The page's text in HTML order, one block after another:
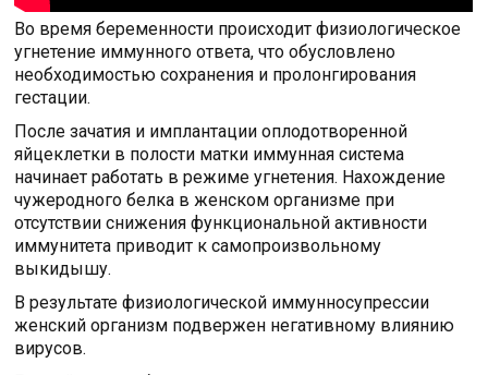
Во время беременности происходит физиологическое
угнетение иммунного ответа, что обусловлено
необходимостью сохранения и пролонгирования
гестации.
После зачатия и имплантации оплодотворенной
яйцеклетки в полости матки иммунная система
начинает работать в режиме угнетения. Нахождение
чужеродного белка в женском организме при
отсутствии снижения функциональной активности
иммунитета приводит к самопроизвольному
выкидышу.
В результате физиологической иммунносупрессии
женский организм подвержен негативному влиянию
вирусов.